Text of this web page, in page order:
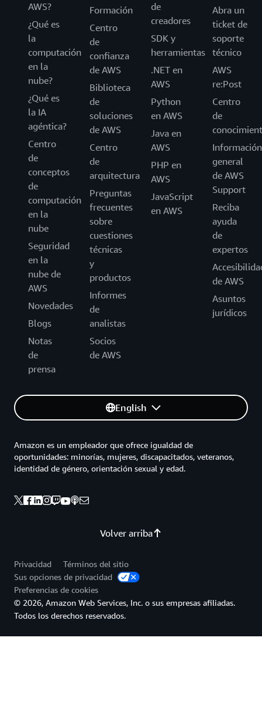
AWS?
¿Qué es
la
computación
en la
nube?
¿Qué es
la IA
agéntica?
Centro
de
conceptos
de
computación
en la
nube
Seguridad
en la
nube de
AWS
Novedades
Blogs
Notas
de
prensa
Formación
Centro
de
confianza
de AWS
Biblioteca
de
soluciones
de AWS
Centro
de
arquitectura
Preguntas
frecuentes
sobre
cuestiones
técnicas
y
productos
Informes
de
analistas
Socios
de AWS
de
creadores
SDK y
herramientas
.NET en
AWS
Python
en AWS
Java en
AWS
PHP en
AWS
JavaScript
en AWS
Abra un
ticket de
soporte
técnico
AWS
re:Post
Centro
de
Información
general
de AWS
Support
Reciba
ayuda
de
expertos
de AWS
Asuntos
jurídicos
English
Volver arriba
Amazon es un empleador que ofrece igualdad de
oportunidades: minorías, mujeres, discapacitados, veteranos,
identidad de género, orientación sexual y edad.
Privacidad
Términos del sitio
Sus opciones de privacidad
Preferencias de cookies
© 2026, Amazon Web Services, Inc. o sus empresas afiliadas.
Todos los derechos reservados.